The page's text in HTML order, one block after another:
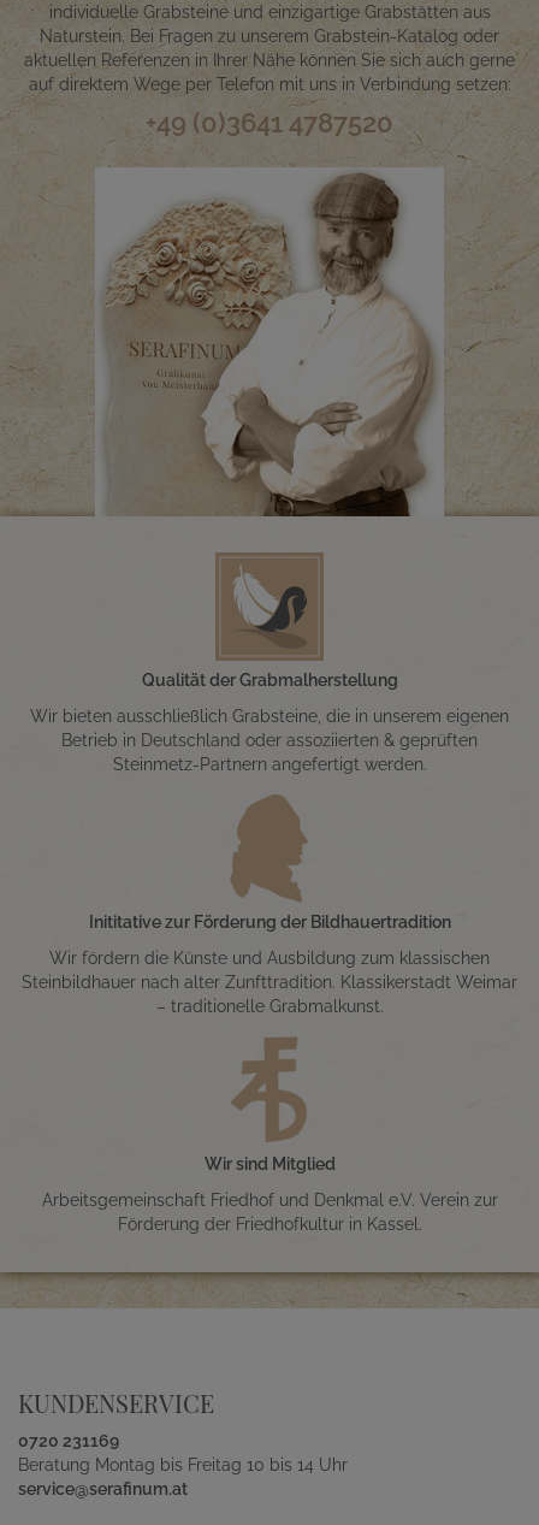
individuelle Grabsteine und einzigartige Grabstätten aus
Naturstein. Bei Fragen zu unserem Grabstein-Katalog oder
aktuellen Referenzen in Ihrer Nähe können Sie sich auch gerne
auf direktem Wege per Telefon mit uns in Verbindung setzen:
+49 (0)3641 4787520
Qualität der Grabmalherstellung
Wir bieten ausschließlich Grabsteine, die in unserem eigenen
Betrieb in Deutschland oder assoziierten & geprüften
Steinmetz-Partnern angefertigt werden.
Inititative zur Förderung der Bildhauertradition
Wir fördern die Künste und Ausbildung zum klassischen
Steinbildhauer nach alter Zunfttradition. Klassikerstadt Weimar
– traditionelle Grabmalkunst.
Wir sind Mitglied
Arbeitsgemeinschaft Friedhof und Denkmal e.V. Verein zur
Förderung der Friedhofkultur in Kassel.
KUNDENSERVICE
0720 231169
Beratung Montag bis Freitag 10 bis 14 Uhr
service@serafinum.at